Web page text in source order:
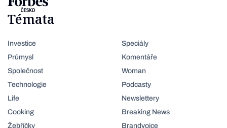
Témata
Investice
Průmysl
Společnost
Technologie
Life
Cooking
Žebříčky
Speciály
Komentáře
Woman
Podcasty
Newslettery
Breaking News
Brandvoice